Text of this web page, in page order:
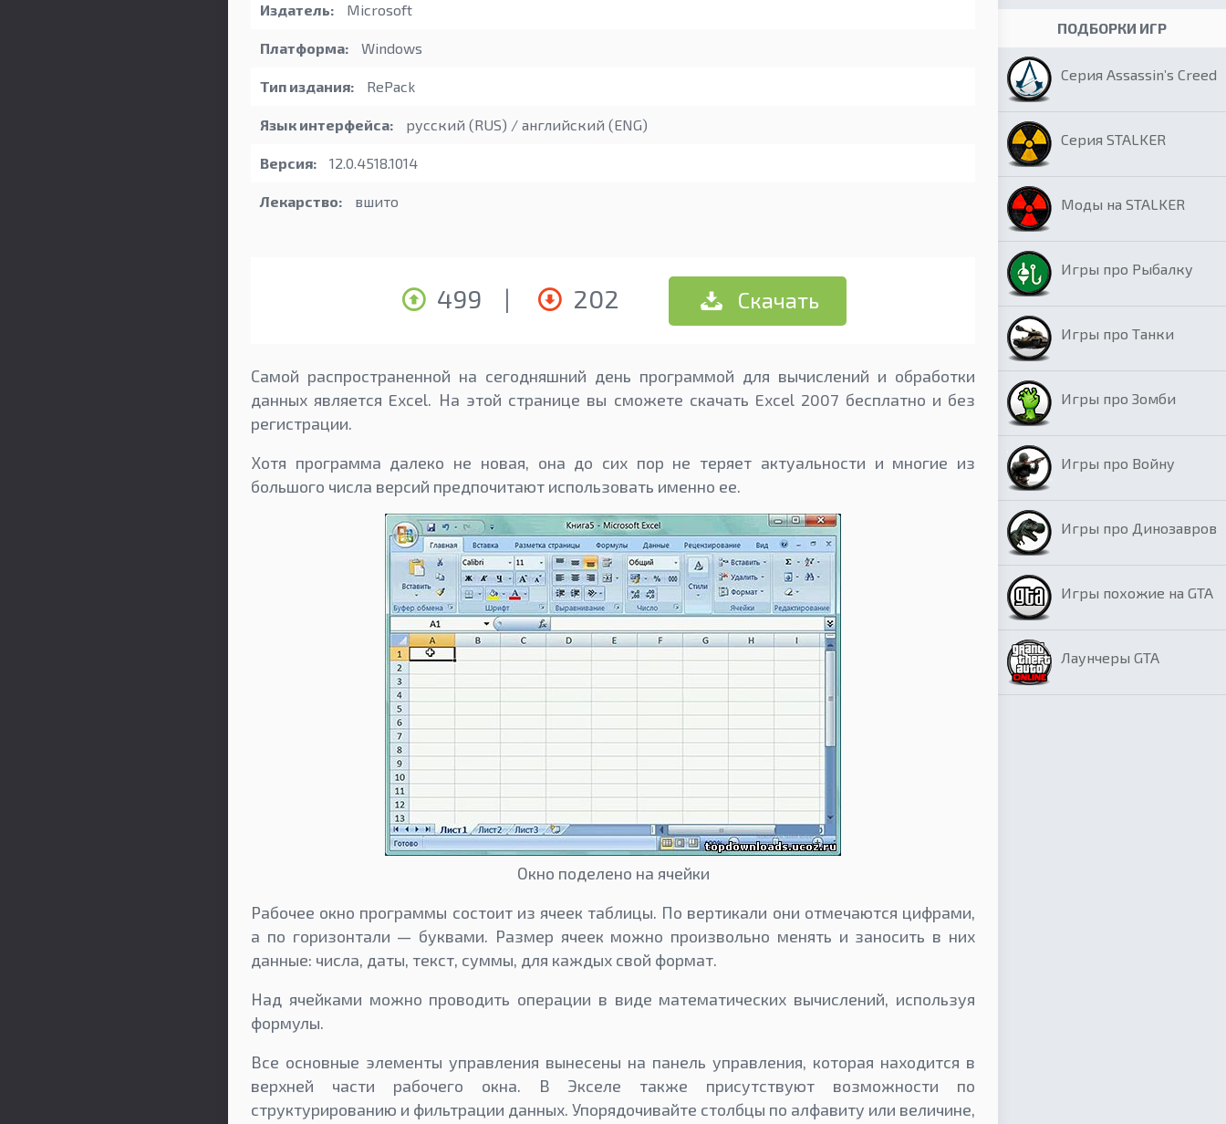
Издатель: Microsoft
Платформа: Windows
Тип издания: RePack
Язык интерфейса: русский (RUS) / английский (ENG)
Версия: 12.0.4518.1014
Лекарство: вшито
499 | 202 Скачать
Самой распространенной на сегодняшний день программой для вычислений и обработки
данных является Excel. На этой странице вы сможете скачать Excel 2007 бесплатно и без
регистрации.
Хотя программа далеко не новая, она до сих пор не теряет актуальности и многие из
большого числа версий предпочитают использовать именно ее.
Окно поделено на ячейки
Рабочее окно программы состоит из ячеек таблицы. По вертикали они отмечаются цифрами,
а по горизонтали — буквами. Размер ячеек можно произвольно менять и заносить в них
данные: числа, даты, текст, суммы, для каждых свой формат.
Над ячейками можно проводить операции в виде математических вычислений, используя
формулы.
Все основные элементы управления вынесены на панель управления, которая находится в
верхней части рабочего окна. В Экселе также присутствуют возможности по
структурированию и фильтрации данных. Упорядочивайте столбцы по алфавиту или величине,
ПОДБОРКИ ИГР
Серия Assassin’s Creed
Серия STALKER
Моды на STALKER
Игры про Рыбалку
Игры про Танки
Игры про Зомби
Игры про Войну
Игры про Динозавров
Игры похожие на GTA
Лаунчеры GTA